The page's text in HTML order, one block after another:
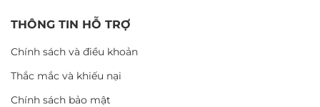
THÔNG TIN HỖ TRỢ
Chính sách và điều khoản
Thắc mắc và khiếu nại
Chính sách bảo mật